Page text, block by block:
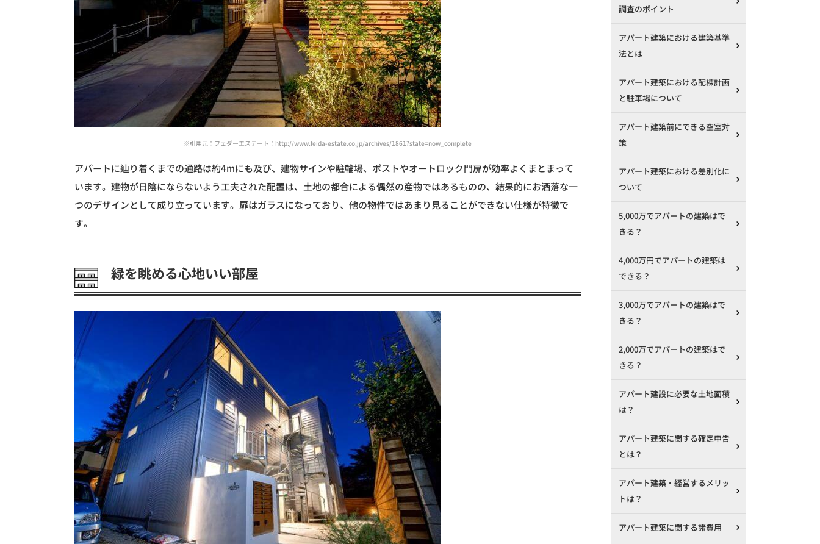
※引用元：フェダーエステート：http://www.feida-estate.co.jp/archives/1861?state=now_complete
アパートに辿り着くまでの通路は約4mにも及び、建物サインや駐輪場、ポストやオートロック門扉が効率よくまとまって
います。建物が日陰にならないよう工夫された配置は、土地の都合による偶然の産物ではあるものの、結果的にお洒落な一
つのデザインとして成り立っています。扉はガラスになっており、他の物件ではあまり見ることができない仕様が特徴で
す。
緑を眺める心地いい部屋
調査のポイント
アパート建築における建築基準
法とは
アパート建築における配棟計画
と駐車場について
アパート建築前にできる空室対
策
アパート建築における差別化に
ついて
5,000万でアパートの建築はで
きる？
4,000万円でアパートの建築は
できる？
3,000万でアパートの建築はで
きる？
2,000万でアパートの建築はで
きる？
アパート建設に必要な土地面積
は？
アパート建築に関する確定申告
とは？
アパート建築・経営するメリッ
トは？
アパート建築に関する諸費用